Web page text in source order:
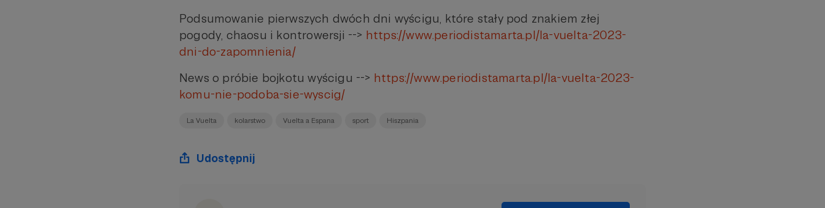
Podsumowanie pierwszych dwóch dni wyścigu, które stały pod znakiem złej
pogody, chaosu i kontrowersji --> https://www.periodistamarta.pl/la-vuelta-2023-
dni-do-zapomnienia/
News o próbie bojkotu wyścigu --> https://www.periodistamarta.pl/la-vuelta-2023-
komu-nie-podoba-sie-wyscig/
La Vuelta kolarstwo Vuelta a Espana sport Hiszpania
Udostępnij